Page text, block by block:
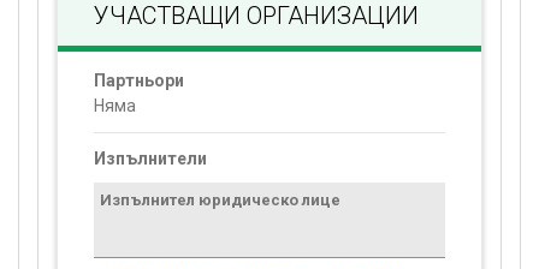
УЧАСТВАЩИ ОРГАНИЗАЦИИ
Партньори
Няма
Изпълнители
Изпълнител юридическо лице